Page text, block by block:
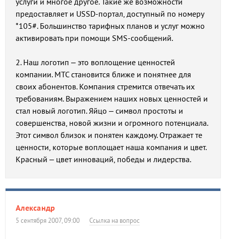
предоставляет и USSD-портал, доступный по номеру
*105#. Большинство тарифных планов и услуг можно
активировать при помощи SMS-сообщений.
2. Наш логотип – это воплощение ценностей
компании. МТС становится ближе и понятнее для
своих абонентов. Компания стремится отвечать их
требованиям. Выражением наших новых ценностей и
стал новый логотип. Яйцо – символ простоты и
совершенства, новой жизни и огромного потенциала.
Этот символ близок и понятен каждому. Отражает те
ценности, которые воплощает наша компания и цвет.
Красный – цвет инноваций, победы и лидерства.
Александр
5 сентября 2007, 09:00 Ссылка на вопрос